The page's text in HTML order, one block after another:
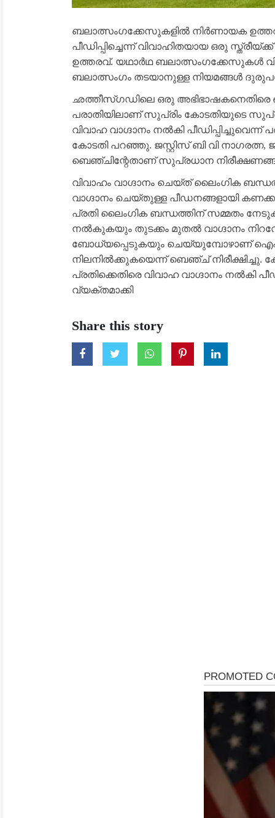
ബലാത്സംഗക്കേസുകളിൽ നിർണായക
പീഡിപ്പിച്ചെന്ന് വിവാഹിതയായ ഒരു
ഉത്തരവ്. യഥാർഥ ബലാത്സംഗക്കേസുകൾ
ബലാത്സംഗം തടയാനുള്ള നിയമങ്ങൾ
ഛത്തീസ്ഗഡിലെ ഒരു
പരാതിയിലാണ് സുപ്രിം കോടതിയുടെ
വിവാഹ വാഗ്ദാനം നൽകി പീഡിപ്പിച്ചുവെന്ന്
കോടതി പറഞ്ഞു. ജസ്റ്റിസ് ബി വി
ബെഞ്ചിന്റേതാണ് സുപ്രധാന
വിവാഹം വാഗ്ദാനം ചെയ്ത് ലൈംഗിക
വാഗ്ദാനം ചെയ്തുള്ള പീഡനങ്ങളായി
പ്രതി ലൈംഗിക ബന്ധത്തിന് സമ്മതം നേടുക
നൽകുകയും തുടക്കം മുതൽ വാഗ്ദാനം
ബോധ്യപ്പെടുകയും ചെയ്യുമ്പോഴാണ്
നിലനിൽക്കുകയെന്ന് ബെഞ്ച് നിരീക്ഷിച്ചു.
പ്രതിക്കെതിരെ വിവാഹ വാഗ്ദാനം നൽകി
വ്യക്തമാക്കി
Share this story